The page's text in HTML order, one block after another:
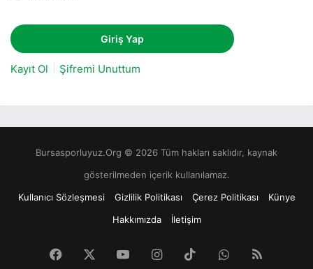
Kayıt Ol Şifremi Unuttum
Bursasporluyuz.Org © 2026 Tüm hakları saklıdır, kaynak
gösterilmeden içerik kullanılamaz.
Kullanıcı Sözleşmesi
Gizlilik Politikası Çerez Politikası
Künye
Hakkımızda
İletişim
Facebook YouTubeInstagram
TikTokWhatsApp
RSS